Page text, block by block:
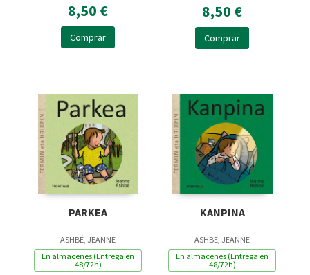
8,50 €
Comprar
8,50 €
Comprar
PARKEA
ASHBÉ, JEANNE
En almacenes (Entrega en
48/72h)
KANPINA
ASHBE, JEANNE
En almacenes (Entrega en
48/72h)